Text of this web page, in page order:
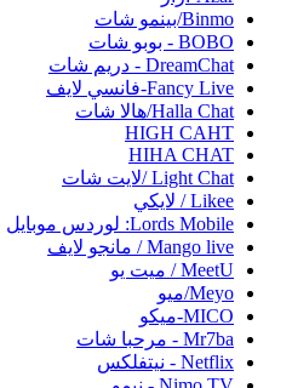
Binmo/بينمو شات
BOBO - بوبو شات
DreamChat - دريم شات
Fancy Live-فانسي لايف
Halla Chat/هالا شات
HIGH CAHT
HIHA CHAT
Light Chat /لايت شات
Likee / لايكي
Lords Mobile: لوردس موبايل
Mango live / مانجو لايف
MeetU / ميت يو
Meyo/ميو
MICO-ميكو
Mr7ba - مرحبا شات
Netflix - نيتفلكس